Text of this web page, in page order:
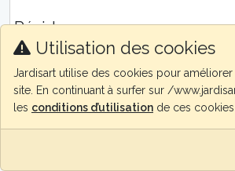
Utilisation des cookies
Jardisart utilise des cookies pour
site. En continuant à surfer sur /
les conditions d’utilisation de ces cookies
Résidence
Les panneaux sont réalisés en planchettes
95mm et 17 x 36mm. L'encadrement
leur solidité. A f...